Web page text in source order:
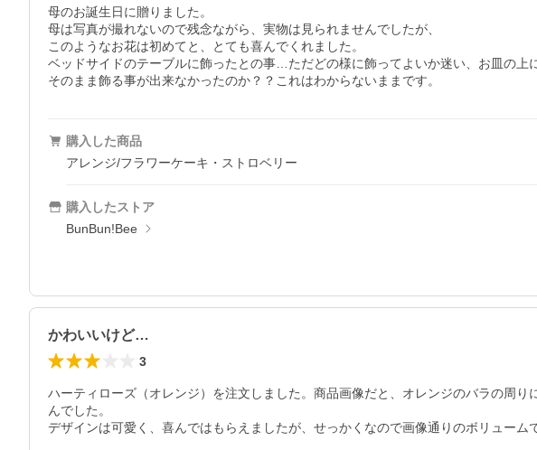
母のお誕生日に贈りました。
母は写真が撮れないので残念ながら、実物は見られませんでしたが、
このようなお花は初めてと、とても喜んでくれました。
ベッドサイドのテーブルに飾ったとの事…ただどの様に飾ってよいか迷い、お皿の上
そのまま飾る事が出来なかったのか？？これはわからないままです。
購入した商品
アレンジ/フラワーケーキ・ストロベリー
購入したストア
BunBun!Bee
かわいいけど…
3
ハーティローズ（オレンジ）を注文しました。商品画像だと、オレンジのバラの周
んでした。
デザインは可愛く、喜んではもらえましたが、せっかくなので画像通りのボリューム